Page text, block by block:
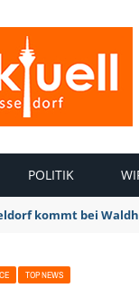
POLITIK
kommt bei
TOP NEWS